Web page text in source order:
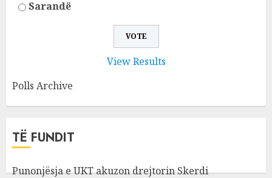
Sarandë
View Results
Polls Archive
TË FUNDIT
Punonjësja e UKT akuzon drejtorin Skerdi